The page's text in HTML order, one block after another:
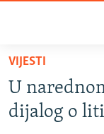
Pređite
glavni
sadržaj
Pređite
BOSNA I
SRBIJA
VIJESTI
U
dijalog o